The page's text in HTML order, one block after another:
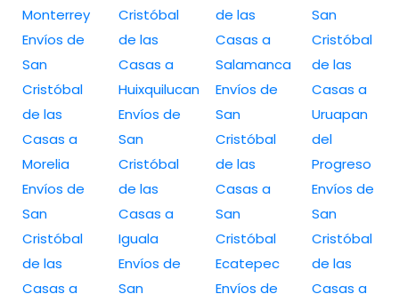
Monterrey
Envíos de
San
Cristóbal
de las
Casas a
Morelia
Envíos de
San
Cristóbal
de las
Casas a
Cristóbal
de las
Casas a
Huixquilucan
Envíos de
San
Cristóbal
de las
Casas a
Iguala
Envíos de
San
de las
Casas a
Salamanca
Envíos de
San
Cristóbal
de las
Casas a
San
Cristóbal
Ecatepec
Envíos de
San
Cristóbal
de las
Casas a
Uruapan
del
Progreso
Envíos de
San
Cristóbal
de las
Casas a